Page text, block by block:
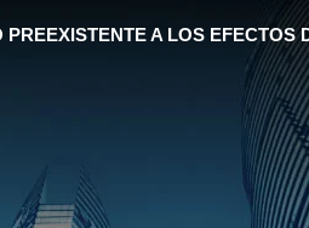
A LOS EFECTOS